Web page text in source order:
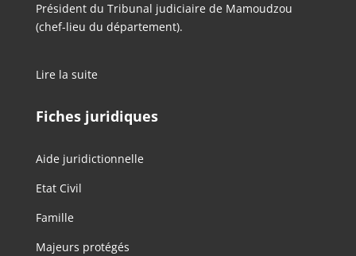
Président du Tribunal judiciaire de Mamoudzou
(chef-lieu du département).
Lire la suite
Fiches juridiques
Aide juridictionnelle
Etat Civil
Famille
Majeurs protégés